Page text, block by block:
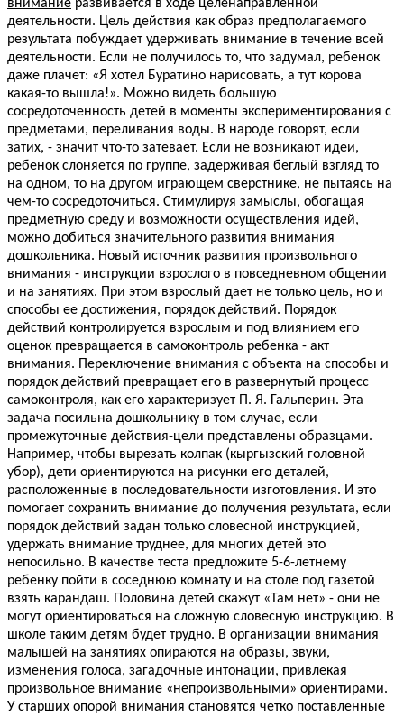
внимание развивается в ходе целенаправленной
деятельности. Цель действия как образ предполагаемого
результата побуждает удерживать внимание в течение всей
деятельности. Если не получилось то, что задумал, ребенок
даже плачет: «Я хотел Буратино нарисовать, а тут корова
какая-то вышла!». Можно видеть большую
сосредоточенность детей в моменты экспериментирования с
предметами, переливания воды. В народе говорят, если
затих, - значит что-то затевает. Если не возникают идеи,
ребенок слоняется по группе, задерживая беглый взгляд то
на одном, то на другом играющем сверстнике, не пытаясь на
чем-то сосредоточиться. Стимулируя замыслы, обогащая
предметную среду и возможности осуществления идей,
можно добиться значительного развития внимания
дошкольника. Новый источник развития произвольного
внимания - инструкции взрослого в повседневном общении
и на занятиях. При этом взрослый дает не только цель, но и
способы ее достижения, порядок действий. Порядок
действий контролируется взрослым и под влиянием его
оценок превращается в самоконтроль ребенка - акт
внимания. Переключение внимания с объекта на способы и
порядок действий превращает его в развернутый процесс
самоконтроля, как его характеризует П. Я. Гальперин. Эта
задача посильна дошкольнику в том случае, если
промежуточные действия-цели представлены образцами.
Например, чтобы вырезать колпак (кыргызский головной
убор), дети ориентируются на рисунки его деталей,
расположенные в последовательности изготовления. И это
помогает сохранить внимание до получения результата, если
порядок действий задан только словесной инструкцией,
удержать внимание труднее, для многих детей это
непосильно. В качестве теста предложите 5-6-летнему
ребенку пойти в соседнюю комнату и на столе под газетой
взять карандаш. Половина детей скажут «Там нет» - они не
могут ориентироваться на сложную словесную инструкцию. В
школе таким детям будет трудно. В организации внимания
малышей на занятиях опираются на образы, звуки,
изменения голоса, загадочные интонации, привлекая
произвольное внимание «непроизвольными» ориентирами.
У старших опорой внимания становятся четко поставленные